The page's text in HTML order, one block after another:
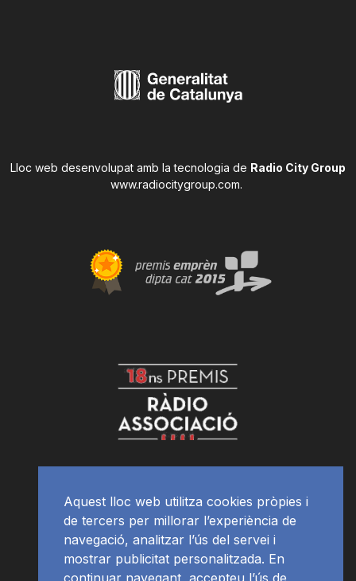
Lloc web desenvolupat amb la tecnologia de Radio City Group
www.radiocitygroup.com.
Aquest lloc web utilitza cookies pròpies i
de tercers per millorar l’experiència de
navegació, analitzar l’ús del servei i
mostrar publicitat personalitzada. En